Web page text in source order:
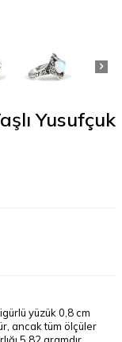
Yusufçuk
yüzük 0,8 cm
ancak tüm ölçüler
5,82 gramdır.